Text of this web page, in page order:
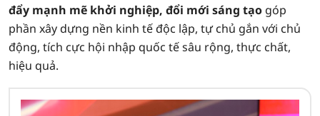
đẩy mạnh mẽ khởi nghiệp, đổi mới sáng tạo góp
phần xây dựng nền kinh tế độc lập, tự chủ gắn với chủ
động, tích cực hội nhập quốc tế sâu rộng, thực chất,
hiệu quả.